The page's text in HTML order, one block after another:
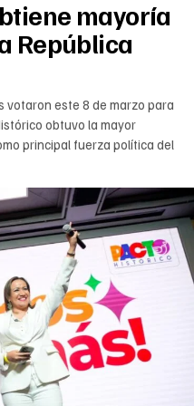
mayoría
República
votaron este 8 de marzo para
obtuvo la mayor
principal fuerza política del